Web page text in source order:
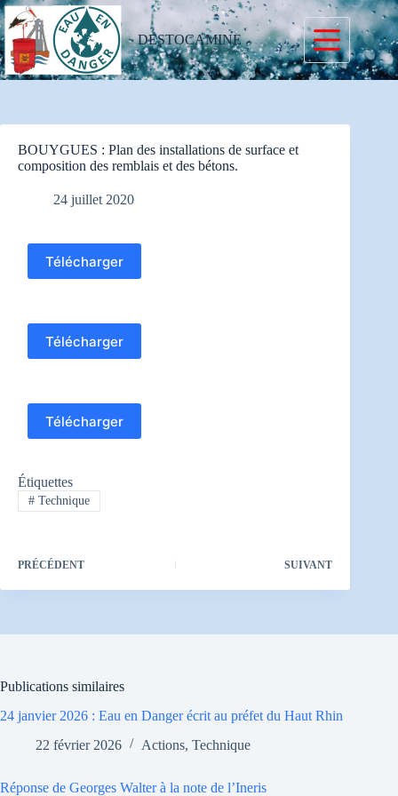
Passer
au
contenu
DESTOCAMINE
BOUYGUES : Plan des installations de surface et
composition des remblais et des bétons.
24 juillet 2020
Télécharger
Télécharger
Télécharger
Étiquettes
#Technique
PRÉCÉDENT SUIVANT
Publications similaires
24 janvier 2026 : Eau en Danger écrit au préfet du Haut Rhin
22 février 2026
Actions, Technique
Réponse de Georges Walter à la note de l’Ineris